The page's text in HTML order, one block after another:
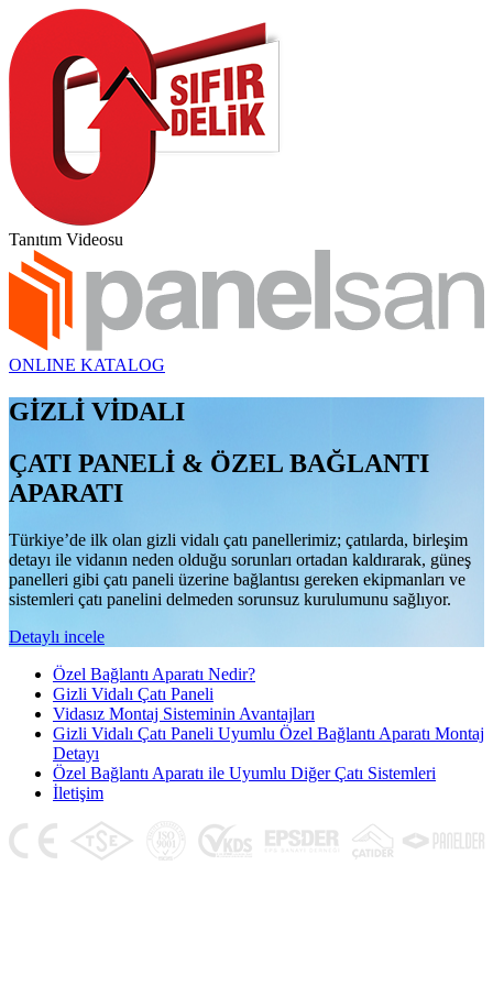
Tanıtım Videosu
ONLINE KATALOG
GİZLİ VİDALI
ÇATI PANELİ & ÖZEL BAĞLANTI
APARATI
Türkiye’de ilk olan gizli vidalı çatı panellerimiz; çatılarda, birleşim
detayı ile vidanın neden olduğu sorunları ortadan kaldırarak, güneş
panelleri gibi çatı paneli üzerine bağlantısı gereken ekipmanları ve
sistemleri çatı panelini delmeden sorunsuz kurulumunu sağlıyor.
Detaylı incele
Özel Bağlantı Aparatı Nedir?
Gizli Vidalı Çatı Paneli
Vidasız Montaj Sisteminin Avantajları
Gizli Vidalı Çatı Paneli Uyumlu Özel Bağlantı Aparatı Montaj
Detayı
Özel Bağlantı Aparatı ile Uyumlu Diğer Çatı Sistemleri
İletişim